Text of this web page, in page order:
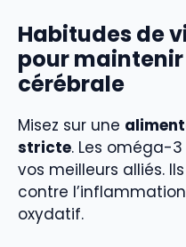
Habitudes de
pour
cérébrale
Misez sur une
stricte. Les oméga-
vos meilleurs alliés.
contre
oxydatif.